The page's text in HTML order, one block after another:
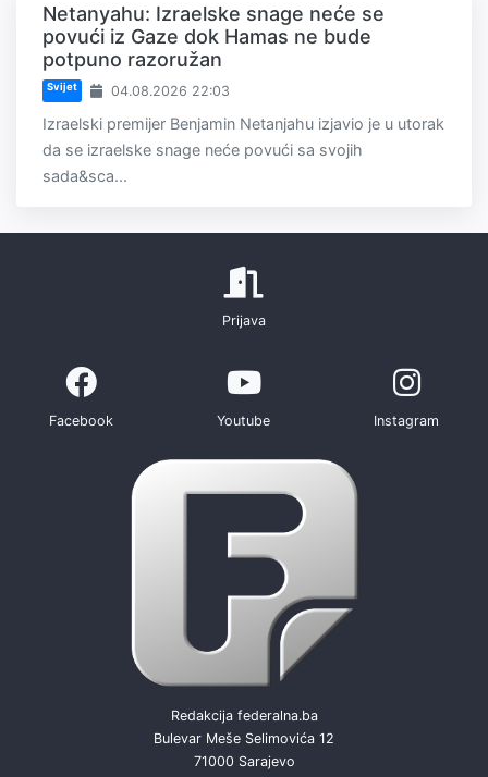
Netanyahu: Izraelske snage neće se
povući iz Gaze dok Hamas ne bude
potpuno razoružan
Svijet 04.08.2026 22:03
Izraelski premijer Benjamin Netanjahu izjavio je u utorak
da se izraelske snage neće povući sa svojih
sada&sca...
Prijava
Facebook Youtube Instagram
Redakcija federalna.ba
Bulevar Meše Selimovića 12
71000 Sarajevo